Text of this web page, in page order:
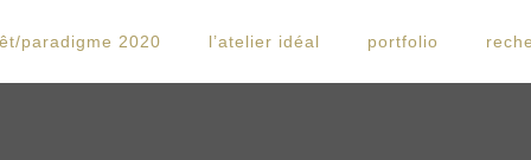
paradigme 2020 l’atelier idéal portfolio